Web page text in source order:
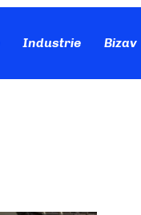
Industrie Bizav